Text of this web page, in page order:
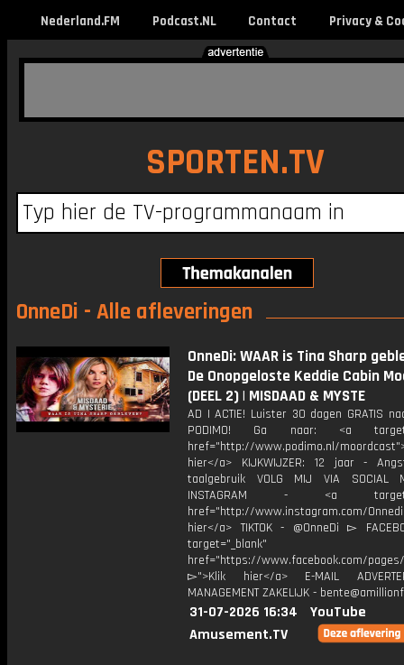
Nederland.FM Podcast.NL Contact Privacy &
SPORTEN.TV
OnneDi - Alle afleveringen
OnneDi: WAAR is Tina Sharp
De Onopgeloste Keddie Cabin
(DEEL 2) | MISDAAD & MYSTE
AD | ACTIE! Luister 30 dagen GRATIS
PODIMO! Ga naar: <a
href="http://www.podimo.nl/
hier</a> KIJKWIJZER: 12 jaar -
taalgebruik VOLG MIJ VIA SOCIAL
INSTAGRAM - <a
href="http://www.instagram.com/
hier</a> TIKTOK - @OnneDi ▻
target="_blank"
href="https://www.facebook.com/pages/
▻">Klik hier</a> E-MAIL
MANAGEMENT ZAKELIJK -
31-07-2026 16:34
YouTube
Amusement.TV